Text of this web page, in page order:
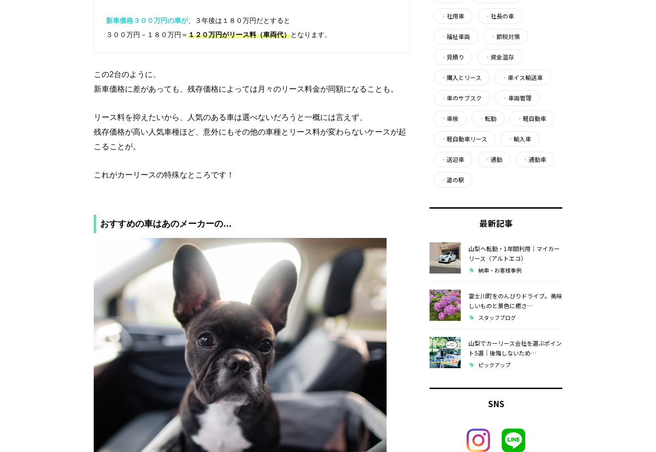
新車価格３００万円の車が、３年後は１８０万円だとすると
３００万円－１８０万円＝１２０万円がリース料（車両代）となります。
この2台のように、
新車価格に差があっても、残存価格によっては月々のリース料金が同額になることも。
リース料を抑えたいから、人気のある車は選べないだろうと一概には言えず、
残存価格が高い人気車種ほど、意外にもその他の車種とリース料が変わらないケースが起
こることが。
これがカーリースの特殊なところです！
おすすめの車はあのメーカーの…
・ 社用車 ・ 社長の車
・ 福祉車両 ・ 節税対策
・ 見積り ・ 資金温存
・ 購入とリース ・ 車イス輸送車
・ 車のサブスク ・ 車両管理
・ 車検 ・ 転勤 ・ 軽自動車
・ 軽自動車リース ・ 輸入車
・ 送迎車 ・ 通勤 ・ 通勤車
・ 道の駅
最新記事
山梨へ転勤・1年間利用｜マイカー
リース（アルトエコ）
納車・お客様事例
富士川町をのんびりドライブ。美味
しいものと景色に癒さ…
スタッフブログ
山梨でカーリース会社を選ぶポイン
ト5選｜後悔しないため…
ピックアップ
SNS